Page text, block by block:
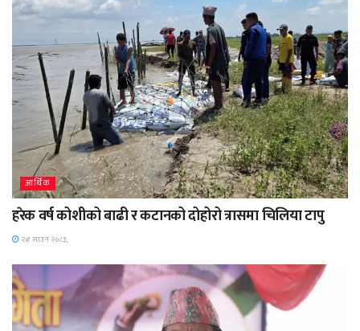
आर्थिक
हरेक वर्ष कोशीको बाढी र कटानको दोहोरो त्रासमा चिलिया टापु
२४ साउन २०८३,